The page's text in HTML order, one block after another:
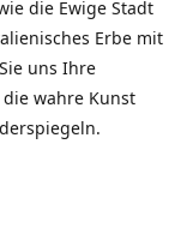
die Ewige Stadt
Erbe mit
uns Ihre
wahre Kunst